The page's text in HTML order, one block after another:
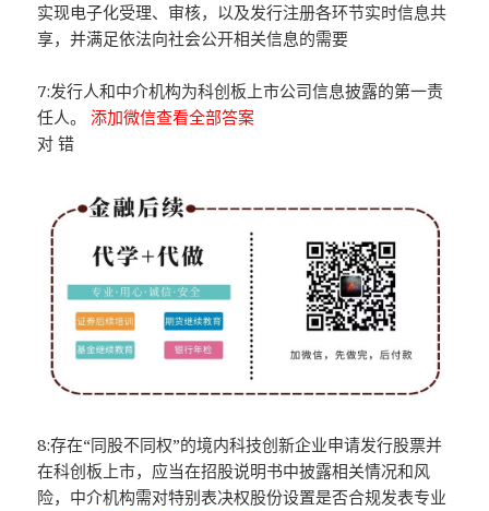
实现电子化受理、审核，以及发行注册各环节实时信息共
享，并满足依法向社会公开相关信息的需要
7:发行人和中介机构为科创板上市公司信息披露的第一责
任人。添加微信查看全部答案
对 错
8:存在“同股不同权”的境内科技创新企业申请发行股票并
在科创板上市，应当在招股说明书中披露相关情况和风
险，中介机构需对特别表决权股份设置是否合规发表专业